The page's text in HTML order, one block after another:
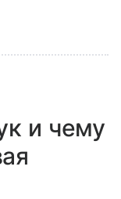
и чему